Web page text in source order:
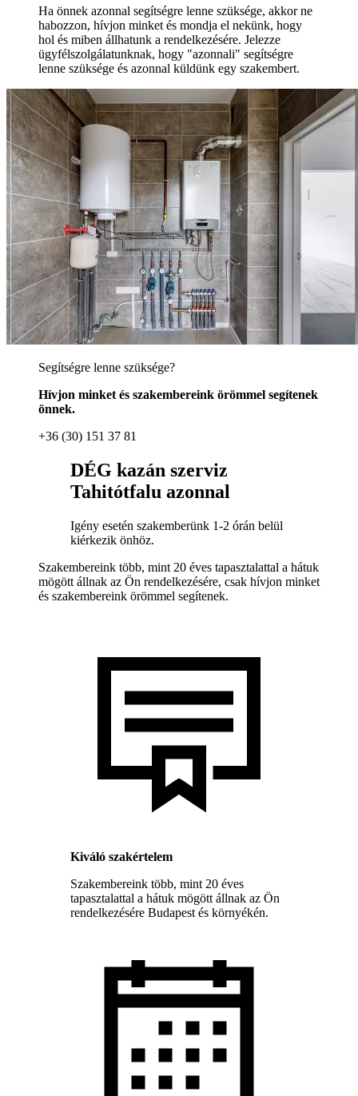
Ha önnek azonnal segítségre lenne szüksége, akkor ne
habozzon, hívjon minket és mondja el nekünk, hogy
hol és miben állhatunk a rendelkezésére. Jelezze
ügyfélszolgálatunknak, hogy "azonnali" segítségre
lenne szüksége és azonnal küldünk egy szakembert.
Segítségre lenne szüksége?
Hívjon minket és szakembereink örömmel segítenek
önnek.
+36 (30) 151 37 81
DÉG kazán szerviz
Tahitótfalu azonnal
Igény esetén szakemberünk 1-2 órán belül
kiérkezik önhöz.
Szakembereink több, mint 20 éves tapasztalattal a hátuk
mögött állnak az Ön rendelkezésére, csak hívjon minket
és szakembereink örömmel segítenek.
Kiváló szakértelem
Szakembereink több, mint 20 éves
tapasztalattal a hátuk mögött állnak az Ön
rendelkezésére Budapest és környékén.